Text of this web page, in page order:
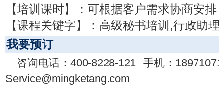
【培训课时】： 可根据客户需求协商安排
【课程关键字】： 高级秘书培训,行政助
我要预订
咨询电话：400-8228-121 手机：
Service@mingketang.com